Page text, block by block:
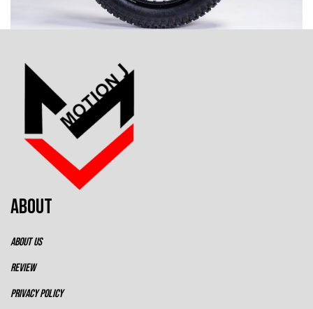
ABOUT
ABOUT US
REVIEW
PRIVACY POLICY